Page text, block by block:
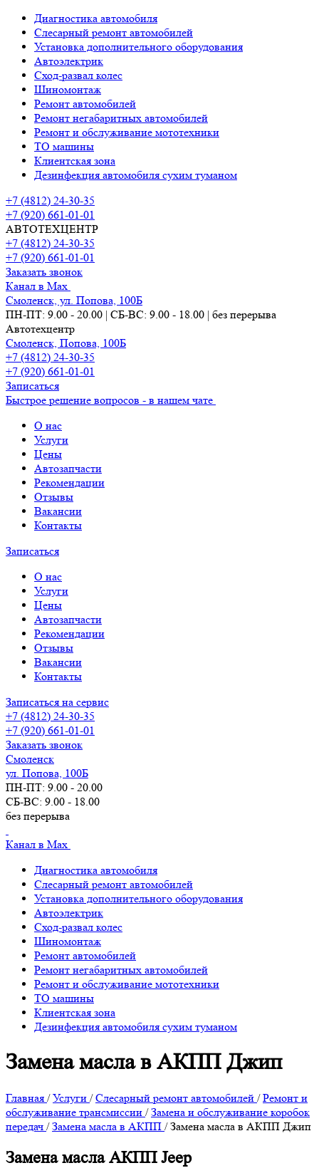
Диагностика автомобиля
Слесарный ремонт автомобилей
Установка дополнительного оборудования
Автоэлектрик
Сход-развал колес
Шиномонтаж
Ремонт автомобилей
Ремонт негабаритных автомобилей
Ремонт и обслуживание мототехники
ТО машины
Клиентская зона
Дезинфекция автомобиля сухим туманом
+7 (4812) 24-30-35
+7 (920) 661-01-01
АВТОТЕХЦЕНТР
+7 (4812) 24-30-35
+7 (920) 661-01-01
Заказать звонок
Канал в Max
Смоленск, ул. Попова, 100Б
ПН-ПТ: 9.00 - 20.00 | СБ-ВС: 9.00 - 18.00 | без перерыва
Автотехцентр
Смоленск, Попова, 100Б
+7 (4812) 24-30-35
+7 (920) 661-01-01
Записаться
Быстрое решение вопросов - в нашем чате
О нас
Услуги
Цены
Автозапчасти
Рекомендации
Отзывы
Вакансии
Контакты
Записаться
О нас
Услуги
Цены
Автозапчасти
Рекомендации
Отзывы
Вакансии
Контакты
Записаться на сервис
+7 (4812) 24-30-35
+7 (920) 661-01-01
Заказать звонок
Смоленск
ул. Попова, 100Б
ПН-ПТ: 9.00 - 20.00
СБ-ВС: 9.00 - 18.00
без перерыва
Канал в Max
Диагностика автомобиля
Слесарный ремонт автомобилей
Установка дополнительного оборудования
Автоэлектрик
Сход-развал колес
Шиномонтаж
Ремонт автомобилей
Ремонт негабаритных автомобилей
Ремонт и обслуживание мототехники
ТО машины
Клиентская зона
Дезинфекция автомобиля сухим туманом
Замена масла в АКПП Джип
Главная /Услуги /Слесарный ремонт автомобилей /Ремонт и
обслуживание трансмиссии /Замена и обслуживание коробок
передач /Замена масла в АКПП /Замена масла в АКПП Джип
Замена масла АКПП Jeep